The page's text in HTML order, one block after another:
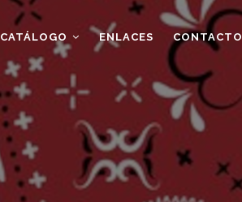
CATÁLOGO ENLACES CONTACTO